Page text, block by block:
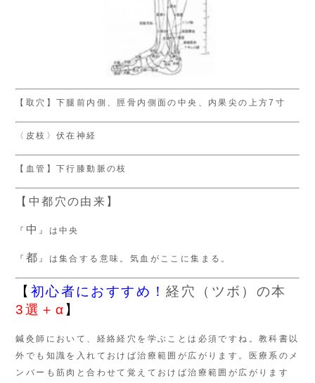
【取穴】下腿前内側、脛骨内側面の中央、内果尖の上方7寸
〈皮枝〉伏在神経
【血管】下行膝動脈の枝
【中都穴の由来】
『 中 』は中央
『 都 』は集合する意味。気血がここに集まる。
【 初心者におすすめ！経穴（ツボ）の本
3選＋α 】
鍼灸師において、経絡経穴を学ぶことは必須ですね。教科書以
外でも知識を入れておけば治療範囲が広がります。医療系のメ
ンバーも筋肉と合わせて覚えておけば治療範囲が広がります